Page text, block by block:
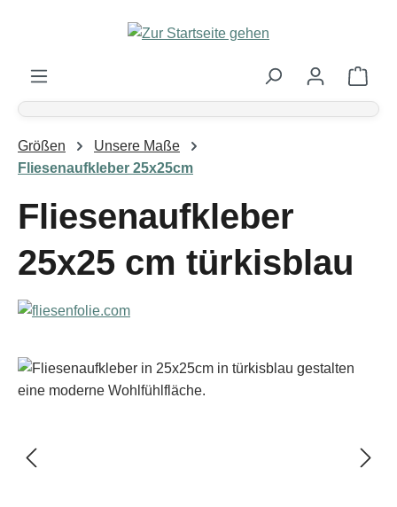
Zum Hauptinhalt springen
Größen
Unsere Maße
Fliesenaufkleber 25x25cm
Fliesenaufkleber
25x25 cm türkisblau
Bildergalerie überspringen